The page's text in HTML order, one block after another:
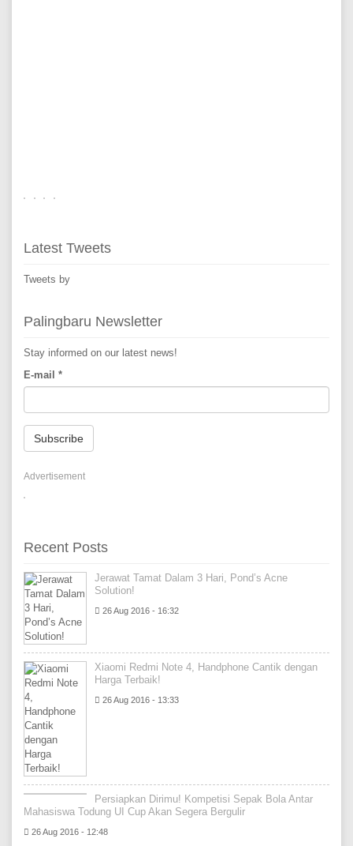
Latest Tweets
Tweets by
Palingbaru Newsletter
Stay informed on our latest news!
E-mail *
Subscribe
Advertisement
Recent Posts
Jerawat Tamat Dalam 3 Hari, Pond’s Acne
Solution!
26 Aug 2016 - 16:32
Xiaomi Redmi Note 4, Handphone Cantik dengan
Harga Terbaik!
26 Aug 2016 - 13:33
Persiapkan Dirimu! Kompetisi Sepak Bola Antar
Mahasiswa Todung UI Cup Akan Segera Bergulir
26 Aug 2016 - 12:48